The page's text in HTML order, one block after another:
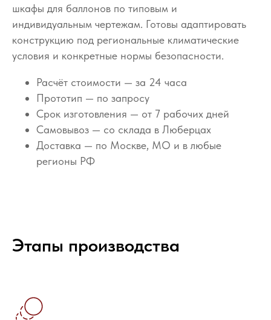
шкафы для баллонов по типовым и
индивидуальным чертежам. Готовы адаптировать
конструкцию под региональные климатические
условия и конкретные нормы безопасности.
Расчёт стоимости — за 24 часа
Прототип — по запросу
Срок изготовления — от 7 рабочих дней
Самовывоз — со склада в Люберцах
Доставка — по Москве, МО и в любые
регионы РФ
Этапы производства